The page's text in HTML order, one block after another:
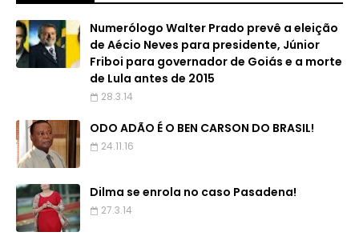
Numerólogo Walter Prado prevê a eleição
de Aécio Neves para presidente, Júnior
Friboi para governador de Goiás e a morte
de Lula antes de 2015
28.3.14
ODO ADÃO É O BEN CARSON DO BRASIL!
24.11.16
Dilma se enrola no caso Pasadena!
27.3.14